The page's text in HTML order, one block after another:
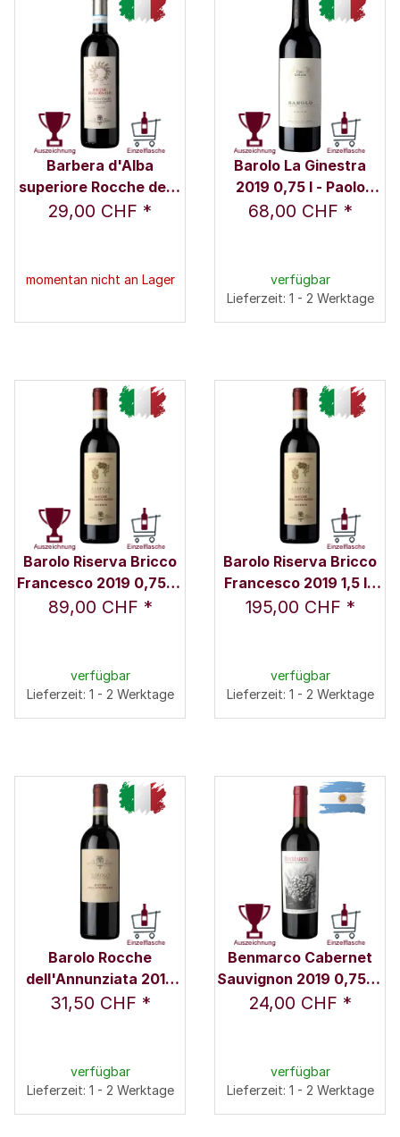
Barbera d'Alba
superiore Rocche delle
Rocche 2019 0,75 l -
29,00 CHF *
momentan nicht an Lager
Barolo La Ginestra
2019 0,75 l - Paolo
Conterno
68,00 CHF *
verfügbar
Lieferzeit: 1 - 2 Werktage
Barolo Riserva Bricco
Francesco 2019 0,75 l -
Rocche Costamagna /
89,00 CHF *
verfügbar
Lieferzeit: 1 - 2 Werktage
Barolo Riserva Bricco
Francesco 2019 1,5 l -
Rocche Costamagna /
195,00 CHF *
verfügbar
Lieferzeit: 1 - 2 Werktage
Barolo Rocche
dell'Annunziata 2019
0,375 l - Rocche
31,50 CHF *
verfügbar
Lieferzeit: 1 - 2 Werktage
Benmarco Cabernet
Sauvignon 2019 0,75 l -
Susana Balbo Wines
24,00 CHF *
verfügbar
Lieferzeit: 1 - 2 Werktage